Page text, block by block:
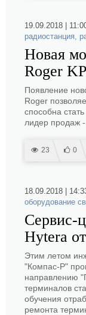
19.09.2018 |
радиостанция,
Новая
Roger
Появление
Roger
способна
лидер продаж
23 0
18.09.2018 |
оборудование
Сервис-
Hytera
Этим летом
"Компас-Р"
направлению
терминалов
обучения
ремонта